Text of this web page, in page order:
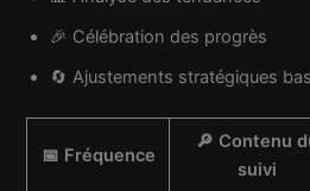
🎉 Célébration des progrès
🔄 Ajustements stratégiques
📅 Fréquence
🔎 Contenu
suivi